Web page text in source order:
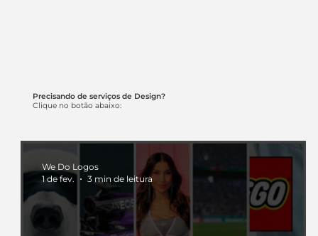
Precisando de serviços de Design?
Clique no botão abaixo:
We Do Logos
1 de fev.
3 min de leitura